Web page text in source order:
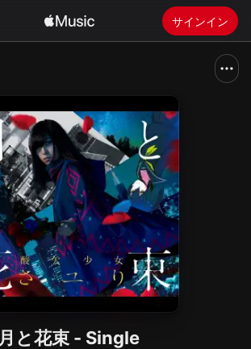
サインイン
Apple Musicをインストール
月と花束 - Single